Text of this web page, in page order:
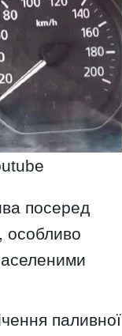
посеред
особливо
паливної